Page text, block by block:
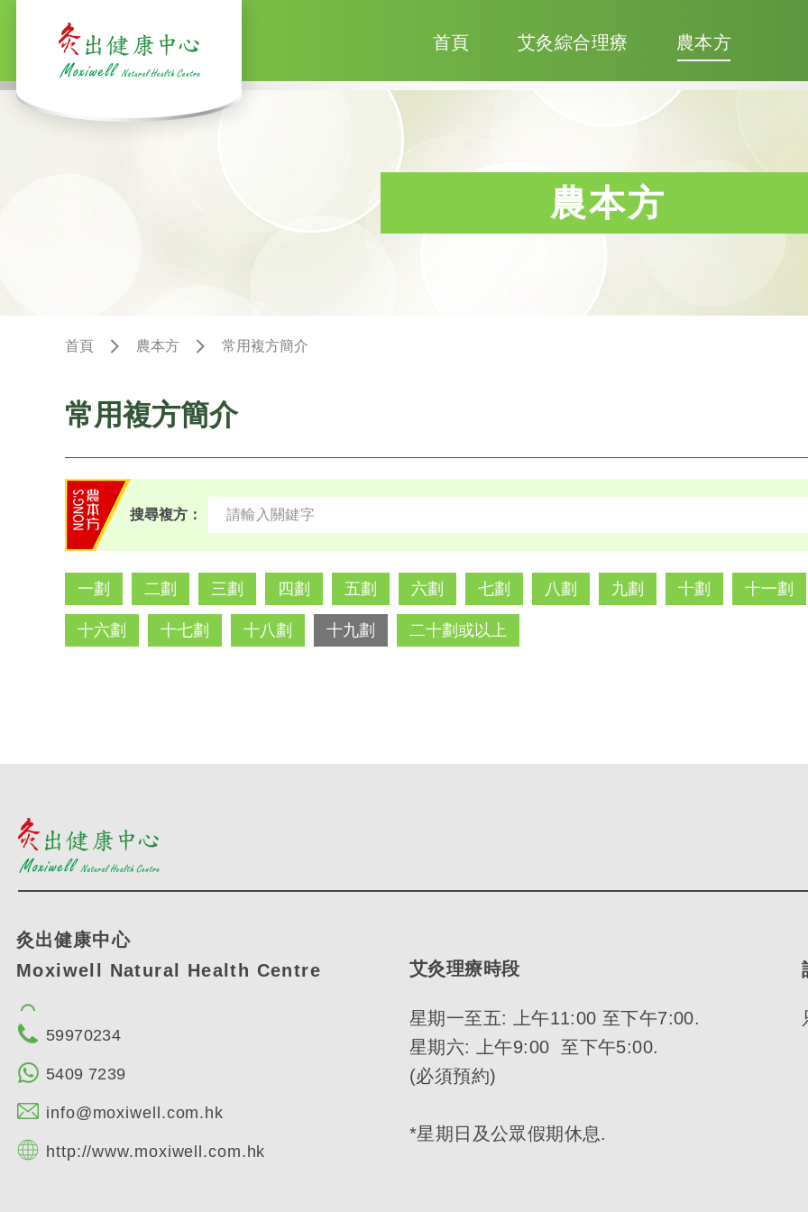
首頁 艾灸綜合理療 農本方
農本方
首頁 農本方 常用複方簡介
常用複方簡介
搜尋複方：
一劃 二劃 三劃 四劃 五劃 六劃 七劃 八劃 九劃 十劃 十一劃
十六劃 十七劃 十八劃 十九劃 二十劃或以上
灸出健康中心
Moxiwell Natural Health Centre
59970234
5409 7239
info@moxiwell.com.hk
http://www.moxiwell.com.hk
艾灸理療時段
星期一至五: 上午11:00 至下午7:00.
星期六: 上午9:00 至下午5:00.
(必須預約)
*星期日及公眾假期休息.